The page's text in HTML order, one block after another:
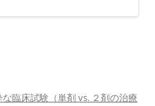
臨床試験（単剤 vs. ２剤の治療